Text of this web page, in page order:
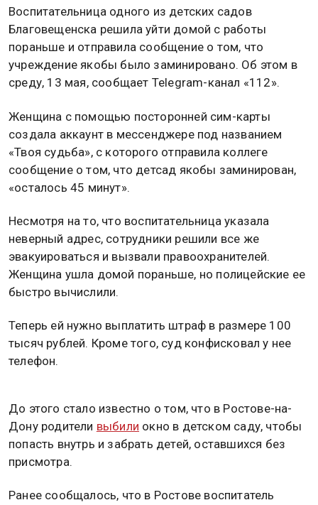
Воспитательница одного из детских садов
Благовещенска решила уйти домой с работы
пораньше и отправила сообщение о том, что
учреждение якобы было заминировано. Об этом в
среду, 13 мая, сообщает Telegram-канал «112».
Женщина с помощью посторонней сим-карты
создала аккаунт в мессенджере под названием
«Твоя судьба», с которого отправила коллеге
сообщение о том, что детсад якобы заминирован,
«осталось 45 минут».
Несмотря на то, что воспитательница указала
неверный адрес, сотрудники решили все же
эвакуироваться и вызвали правоохранителей.
Женщина ушла домой пораньше, но полицейские ее
быстро вычислили.
Теперь ей нужно выплатить штраф в размере 100
тысяч рублей. Кроме того, суд конфисковал у нее
телефон.
До этого стало известно о том, что в Ростове-на-
Дону родители выбили окно в детском саду, чтобы
попасть внутрь и забрать детей, оставшихся без
присмотра.
Ранее сообщалось, что в Ростове воспитатель